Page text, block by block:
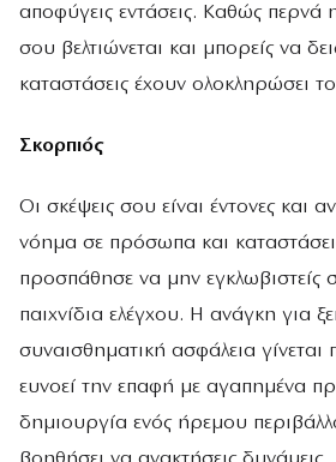
αποφύγεις εντάσεις. Καθώς περνά
σου βελτιώνεται και μπορείς να
καταστάσεις έχουν ολοκληρώσει
Σκορπιός
Οι σκέψεις σου είναι έντονες και
νόημα σε πρόσωπα και
προσπάθησε να μην εγκλωβιστείς
παιχνίδια ελέγχου. Η ανάγκη για
συναισθηματική ασφάλεια
ευνοεί την επαφή με αγαπημένα
δημιουργία ενός ήρεμου